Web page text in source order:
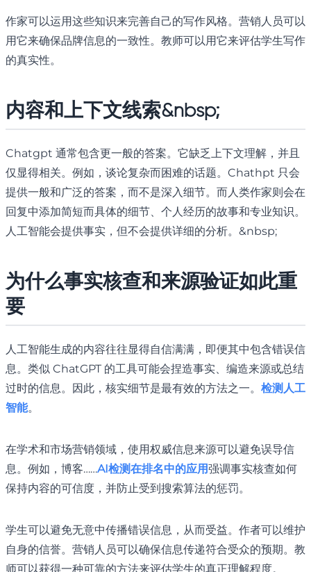
作家可以运用这些知识来完善自己的写作风格。营销人员可以
用它来确保品牌信息的一致性。教师可以用它来评估学生写作
的真实性。
内容和上下文线索&nbsp;
Chatgpt 通常包含更一般的答案。它缺乏上下文理解，并且
仅显得相关。例如，谈论复杂而困难的话题。Chathpt 只会
提供一般和广泛的答案，而不是深入细节。而人类作家则会在
回复中添加简短而具体的细节、个人经历的故事和专业知识。
人工智能会提供事实，但不会提供详细的分析。&nbsp;
为什么事实核查和来源验证如此重
要
人工智能生成的内容往往显得自信满满，即便其中包含错误信
息。类似 ChatGPT 的工具可能会捏造事实、编造来源或总结
过时的信息。因此，核实细节是最有效的方法之一。 检测人工
智能。
在学术和市场营销领域，使用权威信息来源可以避免误导信
息。例如，博客……AI检测在排名中的应用强调事实核查如何
保持内容的可信度，并防止受到搜索算法的惩罚。
学生可以避免无意中传播错误信息，从而受益。作者可以维护
自身的信誉。营销人员可以确保信息传递符合受众的预期。教
师可以获得一种可靠的方法来评估学生的真正理解程度。